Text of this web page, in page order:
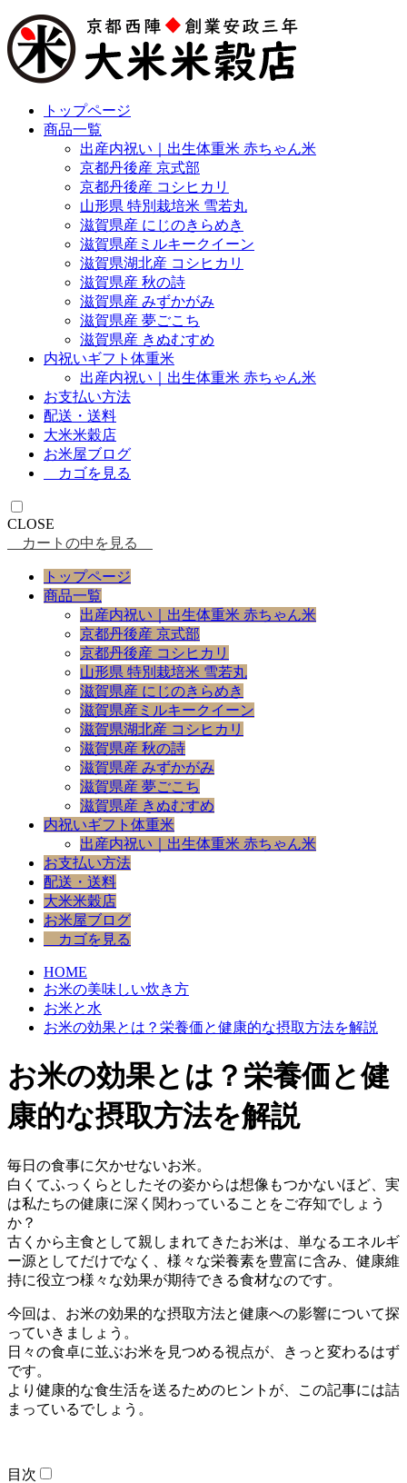
トップページ
商品一覧
出産内祝い｜出生体重米 赤ちゃん米
京都丹後産 京式部
京都丹後産 コシヒカリ
山形県 特別栽培米 雪若丸
滋賀県産 にじのきらめき
滋賀県産ミルキークイーン
滋賀県湖北産 コシヒカリ
滋賀県産 秋の詩
滋賀県産 みずかがみ
滋賀県産 夢ごこち
滋賀県産 きぬむすめ
内祝いギフト体重米
出産内祝い｜出生体重米 赤ちゃん米
お支払い方法
配送・送料
大米米穀店
お米屋ブログ
カゴを見る
CLOSE
カートの中を見る
トップページ
商品一覧
出産内祝い｜出生体重米 赤ちゃん米
京都丹後産 京式部
京都丹後産 コシヒカリ
山形県 特別栽培米 雪若丸
滋賀県産 にじのきらめき
滋賀県産ミルキークイーン
滋賀県湖北産 コシヒカリ
滋賀県産 秋の詩
滋賀県産 みずかがみ
滋賀県産 夢ごこち
滋賀県産 きぬむすめ
内祝いギフト体重米
出産内祝い｜出生体重米 赤ちゃん米
お支払い方法
配送・送料
大米米穀店
お米屋ブログ
カゴを見る
HOME
お米の美味しい炊き方
お米と水
お米の効果とは？栄養価と健康的な摂取方法を解説
お米の効果とは？栄養価と健
康的な摂取方法を解説
毎日の食事に欠かせないお米。
白くてふっくらとしたその姿からは想像もつかないほど、実
は私たちの健康に深く関わっていることをご存知でしょう
か？
古くから主食として親しまれてきたお米は、単なるエネルギ
ー源としてだけでなく、様々な栄養素を豊富に含み、健康維
持に役立つ様々な効果が期待できる食材なのです。
今回は、お米の効果的な摂取方法と健康への影響について探
っていきましょう。
日々の食卓に並ぶお米を見つめる視点が、きっと変わるはず
です。
より健康的な食生活を送るためのヒントが、この記事には詰
まっているでしょう。
目次